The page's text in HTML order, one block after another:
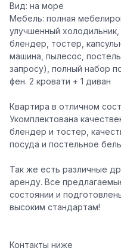
Вид: на море
Мебель: полная
улучшенный холодильник,
блендер, тостер,
машина, пылесос,
запросу), полный набор
фен. 2 кровати + 1 диван
Квартира в отличном
Укомплектована
блендер и тостер,
посуда и постельное
Так же есть различные
аренду. Все
состоянии и
высоким стандартам!
Контакты ниже